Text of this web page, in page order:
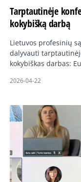
Tarptautinėje
kokybišką darbą
Lietuvos profesinių
dalyvauti
kokybiškas darbas:
2026-04-22